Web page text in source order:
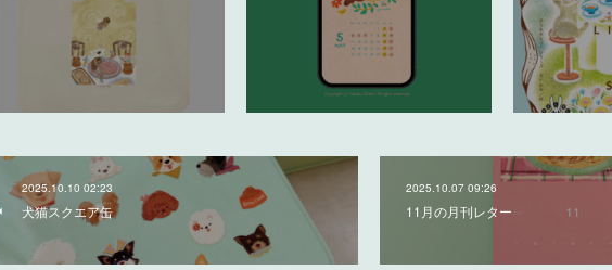
2025.10.10 02:23
犬猫スクエア缶
2025.10.07 09:26
11月の月刊レター